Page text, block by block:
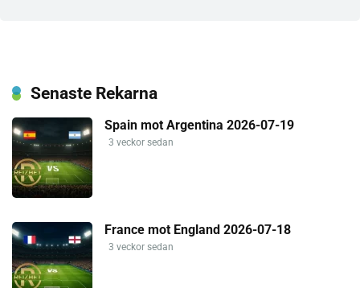
Senaste Rekarna
Spain mot Argentina 2026-07-19
3 veckor sedan
France mot England 2026-07-18
3 veckor sedan